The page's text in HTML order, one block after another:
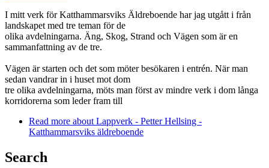
I mitt verk för Katthammarsviks Äldreboende har jag utgått i från
landskapet med tre teman för de
olika avdelningarna. Äng, Skog, Strand och Vägen som är en
sammanfattning av de tre.
Vägen är starten och det som möter besökaren i entrén. När man
sedan vandrar in i huset mot dom
tre olika avdelningarna, möts man först av mindre verk i dom långa
korridorerna som leder fram till
Read more about Lappverk - Petter Hellsing -
Katthammarsviks äldreboende
Search